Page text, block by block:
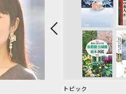
トピック